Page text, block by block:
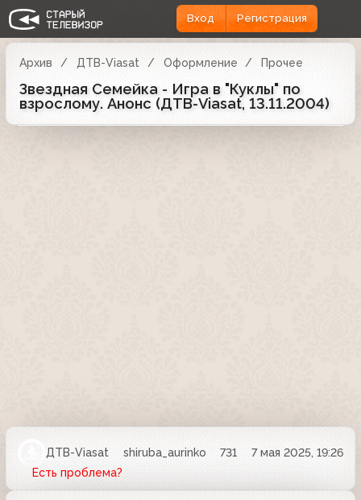
Вход Регистрация
Архив ДТВ-Viasat Оформление Прочее
Звездная Семейка - Игра в "Куклы" по
взрослому. Анонс (ДТВ-Viasat, 13.11.2004)
ДТВ-Viasat shiruba_aurinko 731
7 мая 2025, 19:26
Есть проблема?